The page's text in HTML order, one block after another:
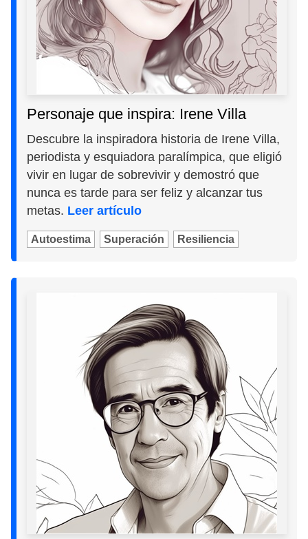
Personaje que inspira: Irene Villa
Descubre la inspiradora historia de Irene Villa,
periodista y esquiadora paralímpica, que eligió
vivir en lugar de sobrevivir y demostró que
nunca es tarde para ser feliz y alcanzar tus
metas. Leer artículo
Autoestima Superación Resiliencia